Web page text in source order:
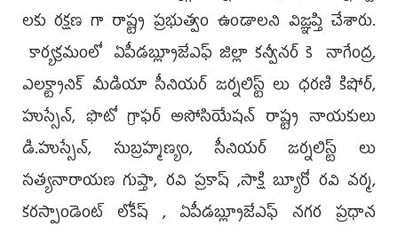
లకు రక్షణ గా రాష్ట్ర ప్రభుత్వం ఉండాలని విజ్ఞప్తి చేశారు.
కార్యక్రమంలో ఏపీడబ్ల్యూజేఎఫ్ జిల్లా కన్వీనర్ కె నాగేంద్ర,
ఎలక్ట్రానిక్ మీడియా సీనియర్ జర్నలిస్ట్ లు ధరణి కిషోర్,
హుస్సేన్, ఫొటో గ్రాఫర్ అసోసియేషన్ రాష్ట్ర నాయకులు
డి.హుస్సేన్, సుబ్రహ్మణ్యం, సీనియర్ జర్నలిస్ట్ లు
సత్యనారాయణ గుప్తా, రవి ప్రకాష్ ,సాక్షి బ్యూరో రవి వర్మ,
కరస్పాండెంట్ లోకేష్ , ఏపీడబ్ల్యూజేఎఫ్ నగర ప్రధాన